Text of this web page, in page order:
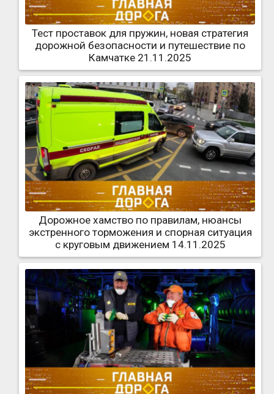
Тест проставок для пружин, новая стратегия
дорожной безопасности и путешествие по
Камчатке 21.11.2025
Дорожное хамство по правилам, нюансы
экстренного торможения и спорная ситуация
с круговым движением 14.11.2025